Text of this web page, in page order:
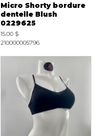
Micro Shorty bordure
dentelle Blush
0229625
15.00 $
210000005796